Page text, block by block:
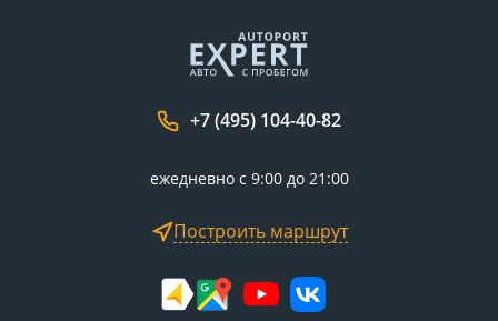
+7 (495) 104-40-82
ежедневно с 9:00 до 21:00
Построить маршрут